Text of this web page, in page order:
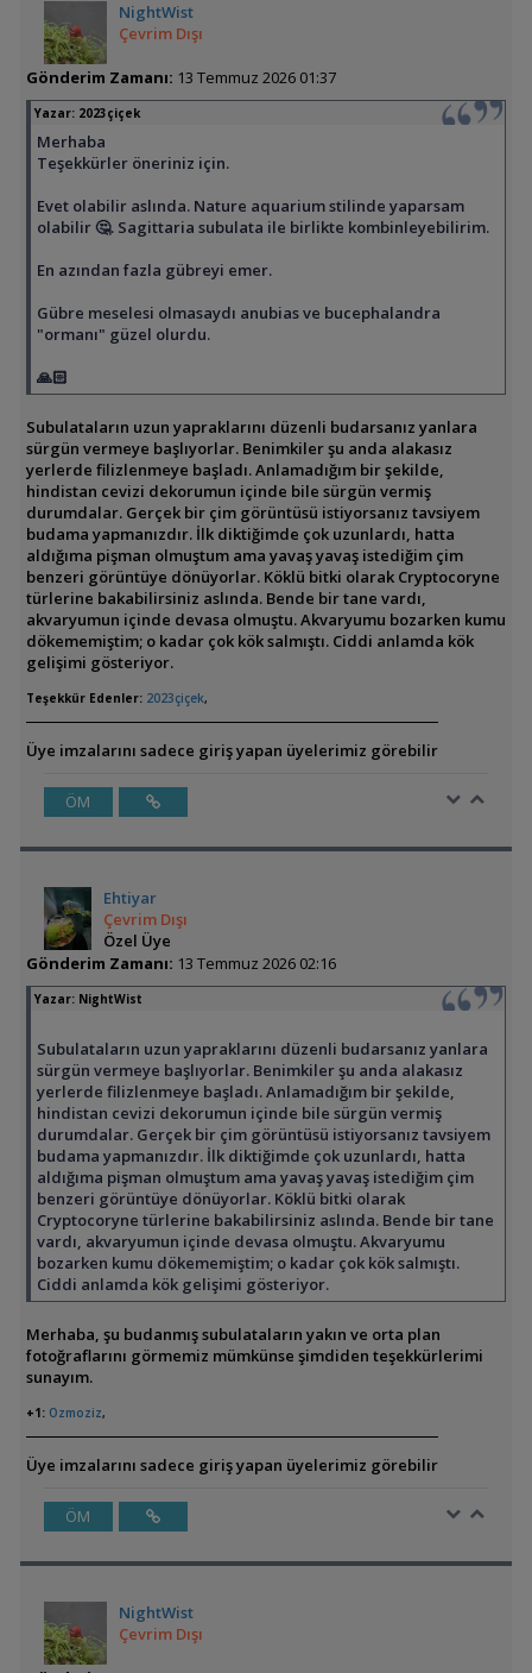
NightWist
Çevrim Dışı
Gönderim Zamanı: 13 Temmuz 2026 01:37
Yazar: 2023çiçek
Merhaba
Teşekkürler öneriniz için.
Evet olabilir aslında. Nature aquarium stilinde yaparsam
olabilir 🤔. Sagittaria subulata ile birlikte kombinleyebilirim.
En azından fazla gübreyi emer.
Gübre meselesi olmasaydı anubias ve bucephalandra
"ormanı" güzel olurdu.
🙏🏻
Subulataların uzun yapraklarını düzenli budarsanız yanlara
sürgün vermeye başlıyorlar. Benimkiler şu anda alakasız
yerlerde filizlenmeye başladı. Anlamadığım bir şekilde,
hindistan cevizi dekorumun içinde bile sürgün vermiş
durumdalar. Gerçek bir çim görüntüsü istiyorsanız tavsiyem
budama yapmanızdır. İlk diktiğimde çok uzunlardı, hatta
aldığıma pişman olmuştum ama yavaş yavaş istediğim çim
benzeri görüntüye dönüyorlar. Köklü bitki olarak Cryptocoryne
türlerine bakabilirsiniz aslında. Bende bir tane vardı,
akvaryumun içinde devasa olmuştu. Akvaryumu bozarken kumu
dökememiştim; o kadar çok kök salmıştı. Ciddi anlamda kök
gelişimi gösteriyor.
Teşekkür Edenler: 2023çiçek,
Üye imzalarını sadece giriş yapan üyelerimiz görebilir
ÖM
Ehtiyar
Çevrim Dışı
Özel Üye
Gönderim Zamanı: 13 Temmuz 2026 02:16
Yazar: NightWist
Subulataların uzun yapraklarını düzenli budarsanız yanlara
sürgün vermeye başlıyorlar. Benimkiler şu anda alakasız
yerlerde filizlenmeye başladı. Anlamadığım bir şekilde,
hindistan cevizi dekorumun içinde bile sürgün vermiş
durumdalar. Gerçek bir çim görüntüsü istiyorsanız tavsiyem
budama yapmanızdır. İlk diktiğimde çok uzunlardı, hatta
aldığıma pişman olmuştum ama yavaş yavaş istediğim çim
benzeri görüntüye dönüyorlar. Köklü bitki olarak
Cryptocoryne türlerine bakabilirsiniz aslında. Bende bir tane
vardı, akvaryumun içinde devasa olmuştu. Akvaryumu
bozarken kumu dökememiştim; o kadar çok kök salmıştı.
Ciddi anlamda kök gelişimi gösteriyor.
Merhaba, şu budanmış subulataların yakın ve orta plan
fotoğraflarını görmemiz mümkünse şimdiden teşekkürlerimi
sunayım.
+1: Ozmoziz,
Üye imzalarını sadece giriş yapan üyelerimiz görebilir
ÖM
NightWist
Çevrim Dışı